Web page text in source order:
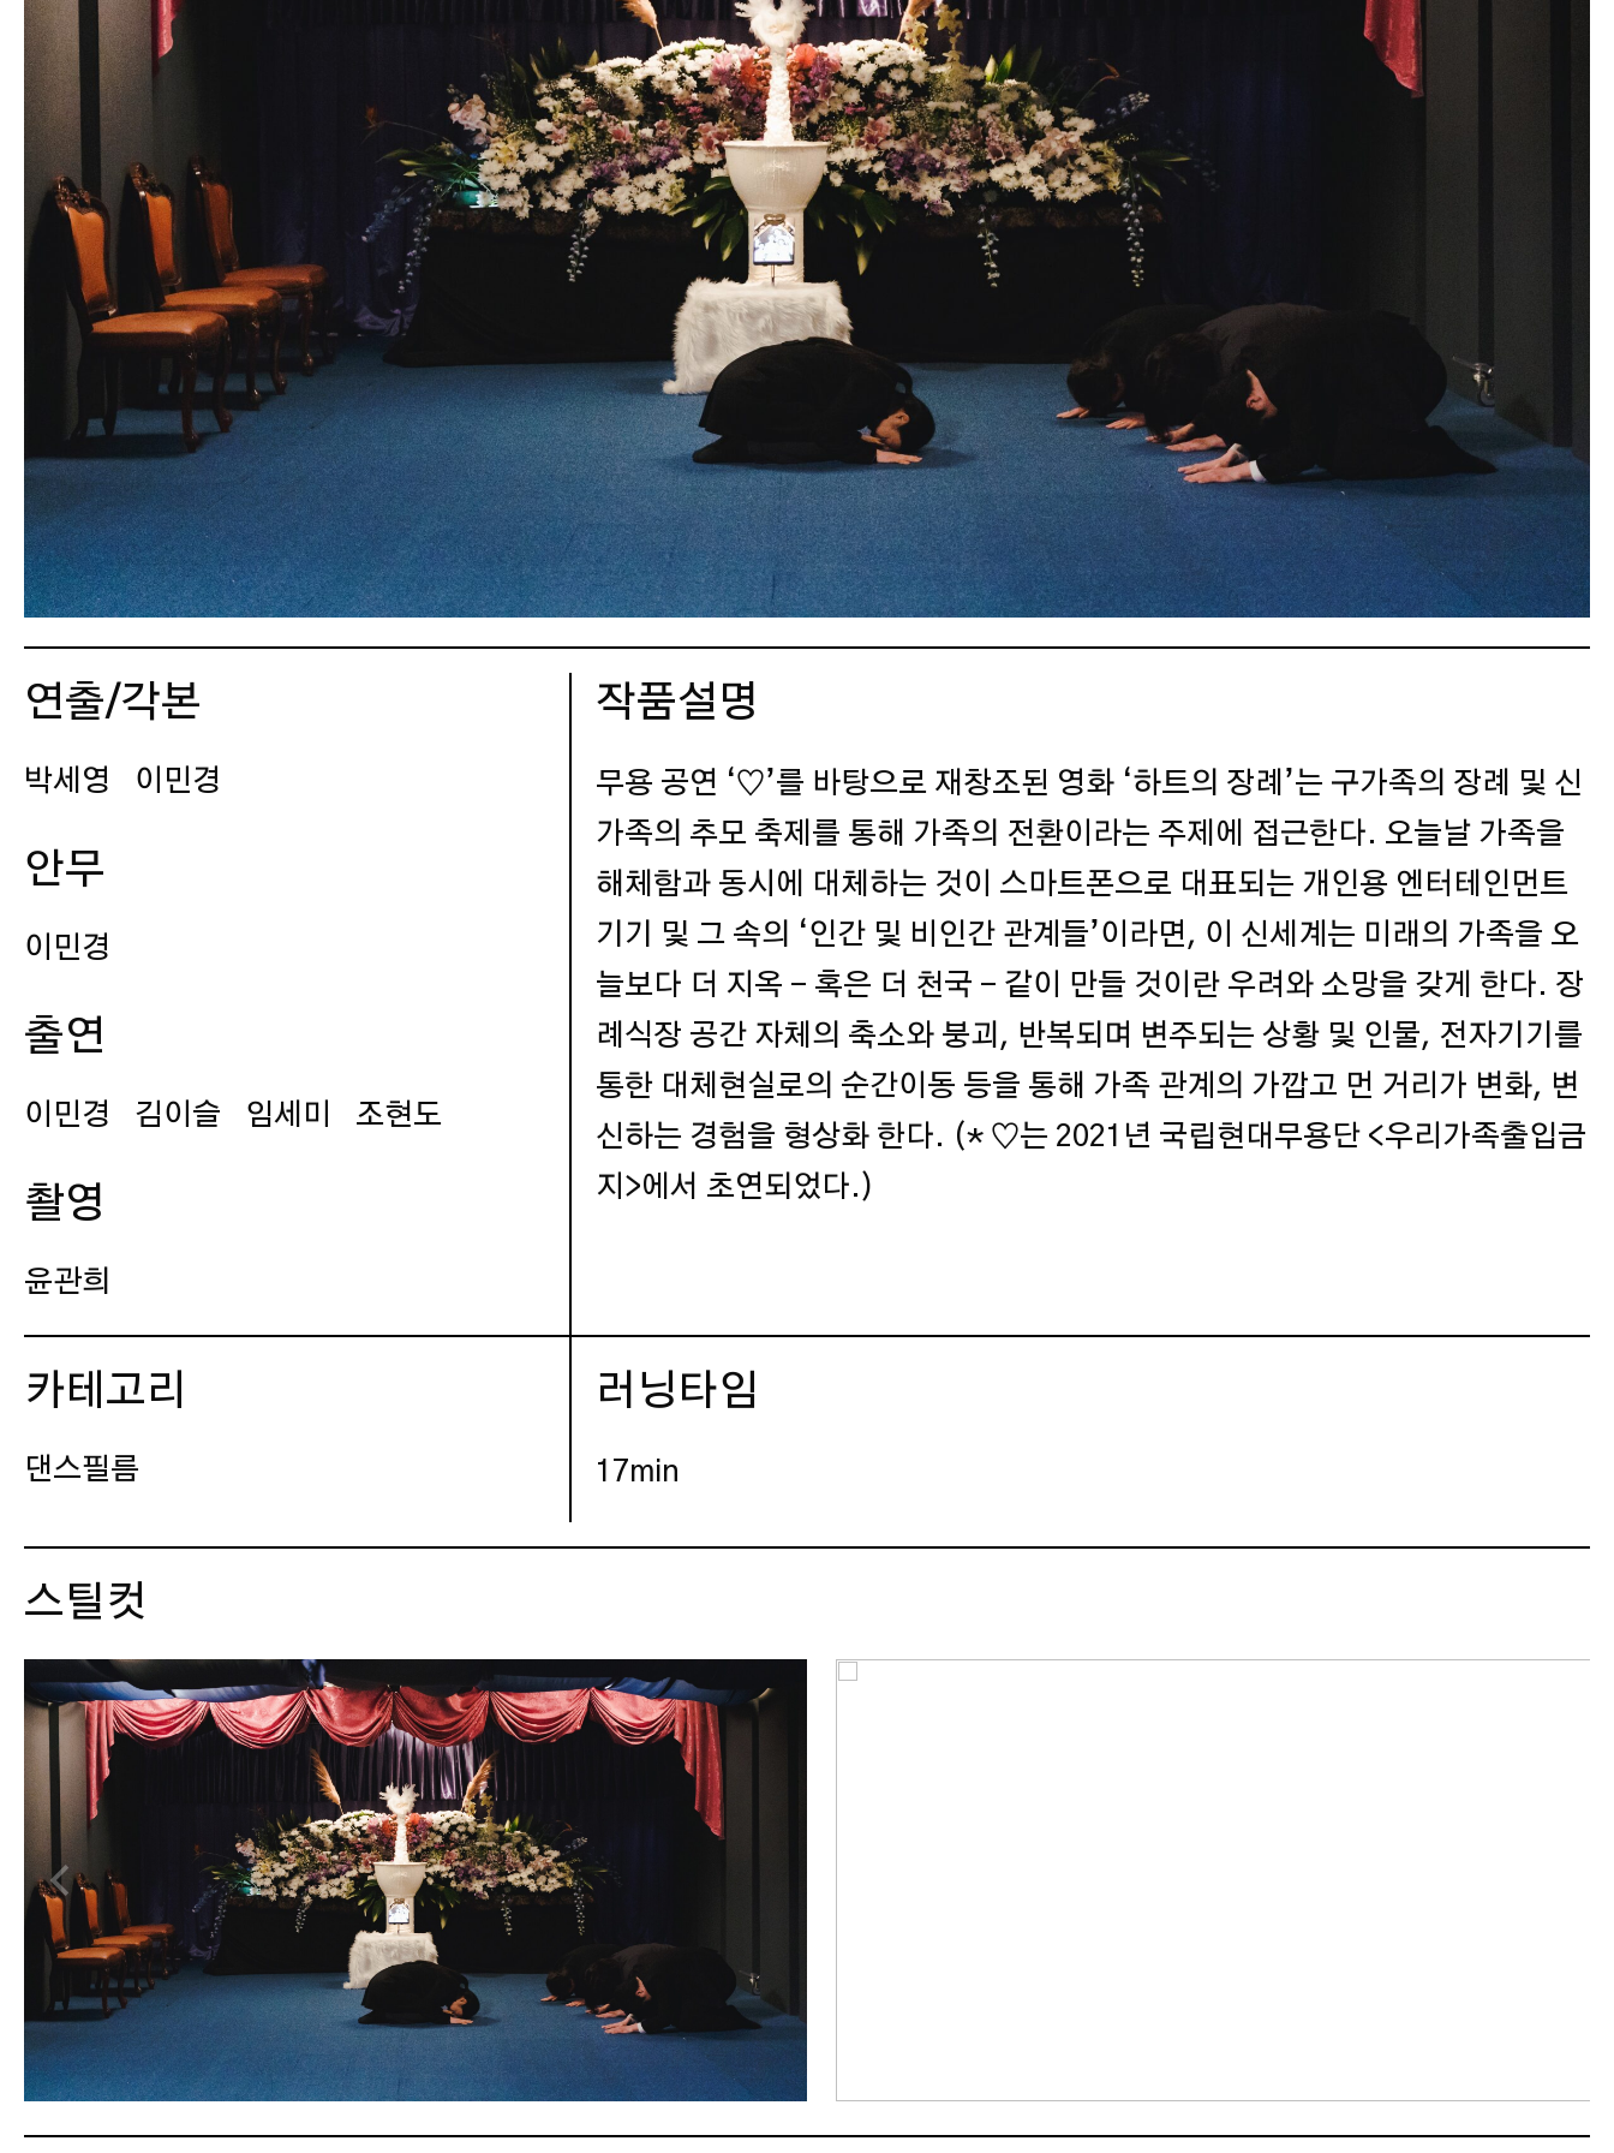
연출/각본
박세영 이민경
안무
이민경
출연
이민경 김이슬 임세미 조현도
촬영
윤관희
미술
전인 김태리
설치
신관수
음악
최태현
편집
박세영
조연출
작품설명
무용 공연 ‘♡’를 바탕으로 재창조된 영화 ‘하트의 장례’는 구가족의 장례 및 신
가족의 추모 축제를 통해 가족의 전환이라는 주제에 접근한다. 오늘날 가족을
해체함과 동시에 대체하는 것이 스마트폰으로 대표되는 개인용 엔터테인먼트
기기 및 그 속의 ‘인간 및 비인간 관계들’이라면, 이 신세계는 미래의 가족을 오
늘보다 더 지옥 - 혹은 더 천국 - 같이 만들 것이란 우려와 소망을 갖게 한다. 장
례식장 공간 자체의 축소와 붕괴, 반복되며 변주되는 상황 및 인물, 전자기기를
통한 대체현실로의 순간이동 등을 통해 가족 관계의 가깝고 먼 거리가 변화, 변
신하는 경험을 형상화 한다. (* ♡는 2021년 국립현대무용단 <우리가족출입금
지>에서 초연되었다.)
카테고리
댄스필름
러닝타임
17min
스틸컷